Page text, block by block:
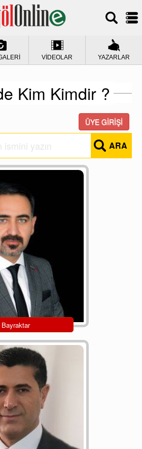
VİDEOLAR YAZARLAR
Kim Kimdir ?
ÜYE GİRİŞİ
ARA